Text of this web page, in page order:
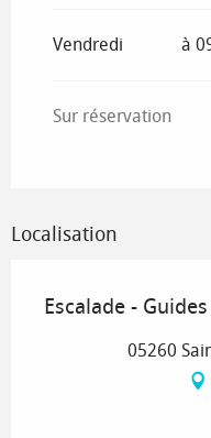
Vendredi
à
Sur réservation
Localisation
Escalade -
05260